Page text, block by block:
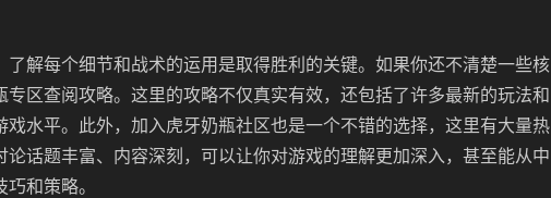
了解每个细节和战术的运用是取得胜利的关键。如果你还不清楚一些核
专区查阅攻略。这里的攻略不仅真实有效，还包括了许多最新的玩法和
戏水平。此外，加入虎牙奶瓶社区也是一个不错的选择，这里有大量热
论话题丰富、内容深刻，可以让你对游戏的理解更加深入，甚至能从中
和策略。